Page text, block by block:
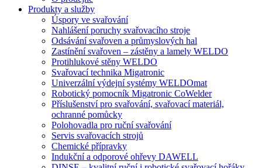
Produkty a služby
Úspory ve svařování
Nahlášení poruchy svařovacího stroje
Odsávání svařoven a průmyslových hal
Zastínění svařoven – zástěny a lamely WELDO
Protihlukové stěny WELDO
Svařovací technika Migatronic
Univerzální výdejní systémy WELDOmat
Robotický pomocník Migatronic CoWelder
Příslušenství pro svařování, svařovací materiál,
ochranné pomůcky
Polohovadla pro ruční svařování
Servis svařovacích strojů
Chemické přípravky
Indukční a odporové ohřevy DAWELL